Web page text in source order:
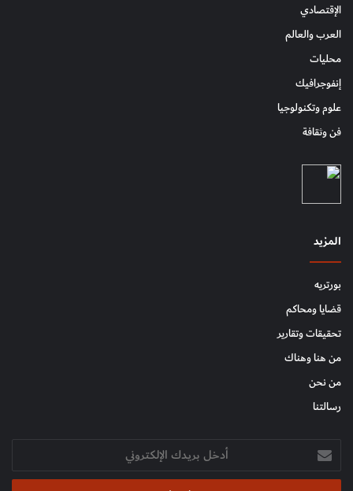
الإقتصادي
العرب والعالم
محليات
إنفوجرافيك
علوم وتكنولوجيا
فن وثقافة
المزيد
بورتريه
قضايا ومحاكم
تحقيقات وتقارير
من هنا وهناك
من نحن
رسالتنا
أدخل
بريدك
الإلكتروني